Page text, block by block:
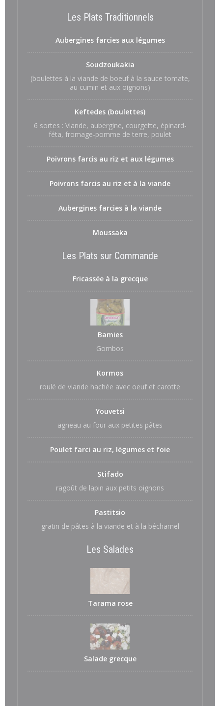
Les Plats Traditionnels
Aubergines farcies aux légumes
Soudzoukakia
(boulettes à la viande de boeuf à la sauce tomate,
au cumin et aux oignons)
Keftedes (boulettes)
6 sortes : Viande, aubergine, courgette, épinard-
féta, fromage-pomme de terre, poulet
Poivrons farcis au riz et aux légumes
Poivrons farcis au riz et à la viande
Aubergines farcies à la viande
Moussaka
Les Plats sur Commande
Fricassée à la grecque
Bamies
Gombos
Kormos
roulé de viande hachée avec oeuf et carotte
Youvetsi
agneau au four aux petites pâtes
Poulet farci au riz, légumes et foie
Stifado
ragoût de lapin aux petits oignons
Pastitsio
gratin de pâtes à la viande et à la béchamel
Les Salades
Tarama rose
Salade grecque